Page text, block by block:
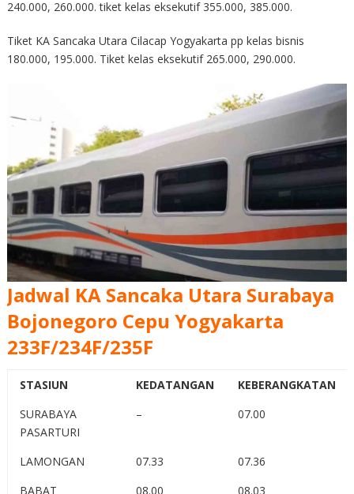
240.000, 260.000. tiket kelas eksekutif 355.000, 385.000.
Tiket KA Sancaka Utara Cilacap Yogyakarta pp kelas bisnis
180.000, 195.000. Tiket kelas eksekutif 265.000, 290.000.
Jadwal KA Sancaka Utara Surabaya
Bojonegoro Cepu Yogyakarta
233F/234F/235F
STASIUN KEDATANGAN
KEBERANGKATAN
SURABAYA
PASARTURI
– 07.00
LAMONGAN 07.33
07.36
BABAT
08.00 08.03